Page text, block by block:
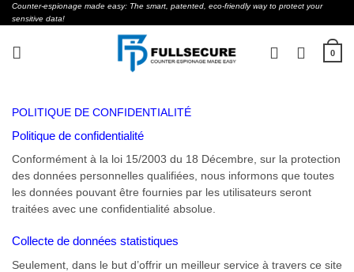
Skip
to
Counter-espionage made easy: The smart, patented, eco-friendly way to protect your
sensitive data!
0
POLITIQUE DE CONFIDENTIALITÉ
Politique de confidentialité
Conformément à la loi 15/2003 du 18 Décembre, sur la protection
des données personnelles qualifiées, nous informons que toutes
les données pouvant être fournies par les utilisateurs seront
traitées avec une confidentialité absolue.
Collecte de données statistiques
Seulement, dans le but d’offrir un meilleur service à travers ce site